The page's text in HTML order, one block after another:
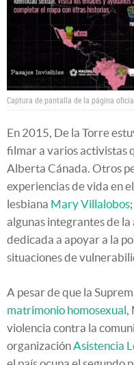
Captura de pantalla de la página
En 2015, De la Torre
filmar a varios activistas
Alberta Cánada. Otros
experiencias de vida en
lesbiana Mary Villalobos
algunas integrantes de la
dedicada a apoyar a la
situaciones de
A pesar de que la
matrimonio homosexual
violencia contra la
organización Asistencia